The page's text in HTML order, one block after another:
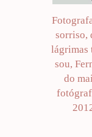
sorriso,
lágrimas
sou,
do